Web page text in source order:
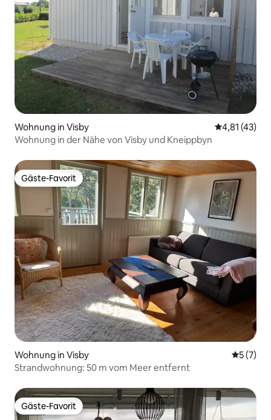
Wohnung in Visby
4,81 (43)
Wohnung in der Nähe von Visby und Kneippbyn
Gäste-Favorit
Gäste-Favorit
Wohnung in Visby
5 (7)
Strandwohnung: 50 m vom Meer entfernt
Gäste-Favorit
Gäste-Favorit